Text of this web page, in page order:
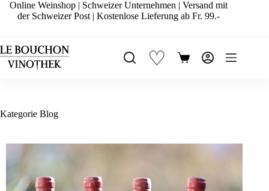
Zum
Inhalt
Online Weinshop | Schweizer Unternehmen | Versand mit
der Schweizer Post | Kostenlose Lieferung ab Fr. 99.-
♡ Warenkorb
Kategorie Blog